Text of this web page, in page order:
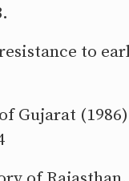
to
Gujarat